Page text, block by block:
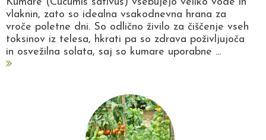
vlaknin, zato so idealna vsakodnevna hrana za
vroče poletne dni. So odlično živilo za čiščenje vseh
toksinov iz telesa, hkrati pa so zdrava poživljujoča
in osvežilna solata, saj so kumare uporabne ...